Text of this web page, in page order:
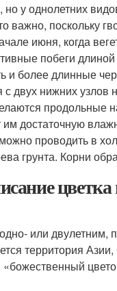
у однолетних
поскольку
июня, когда
побеги
и более длинные
двух нижних узлов
продольные
достаточную
проводить в
грунта. Корни
или
территория
«божественный